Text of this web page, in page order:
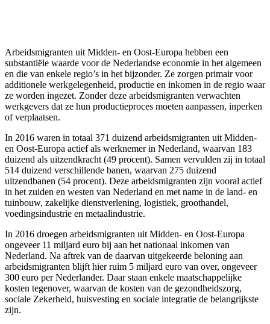
Arbeidsmigranten uit Midden- en Oost-Europa hebben een
substantiële waarde voor de Nederlandse economie in het algemeen
en die van enkele regio’s in het bijzonder. Ze zorgen primair voor
additionele werkgelegenheid, productie en inkomen in de regio waar
ze worden ingezet. Zonder deze arbeidsmigranten verwachten
werkgevers dat ze hun productieproces moeten aanpassen, inperken
of verplaatsen.
In 2016 waren in totaal 371 duizend arbeidsmigranten uit Midden-
en Oost-Europa actief als werknemer in Nederland, waarvan 183
duizend als uitzendkracht (49 procent). Samen vervulden zij in totaal
514 duizend verschillende banen, waarvan 275 duizend
uitzendbanen (54 procent). Deze arbeidsmigranten zijn vooral actief
in het zuiden en westen van Nederland en met name in de land- en
tuinbouw, zakelijke dienstverlening, logistiek, groothandel,
voedingsindustrie en metaalindustrie.
In 2016 droegen arbeidsmigranten uit Midden- en Oost-Europa
ongeveer 11 miljard euro bij aan het nationaal inkomen van
Nederland. Na aftrek van de daarvan uitgekeerde beloning aan
arbeidsmigranten blijft hier ruim 5 miljard euro van over, ongeveer
300 euro per Nederlander. Daar staan enkele maatschappelijke
kosten tegenover, waarvan de kosten van de gezondheidszorg,
sociale Zekerheid, huisvesting en sociale integratie de belangrijkste
zijn.